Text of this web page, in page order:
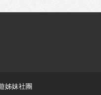
姊妹社團